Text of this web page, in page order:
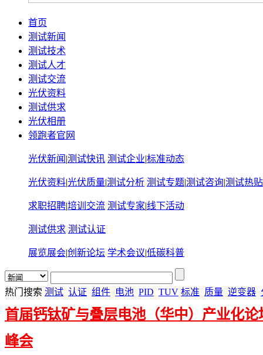
首页
测试新闻
测试技术
测试人才
测试交流
光伏资料
测试供求
光伏相册
领跑者官网
光伏新闻 |测试快讯 测试企业|标准动态
光伏资料|光伏质量|测试分析 测试专题|测试咨询|测试热贴
求职招聘|培训交流 测试专家|线下活动
测试供求 测试认证
展览展会|创新论坛 学术会议|低碳科普
热门搜索 测试 认证 组件 电池 PID TUV 标准 质量 逆变器
首届钙钛矿与叠层电池（华中）产业化论
峰会